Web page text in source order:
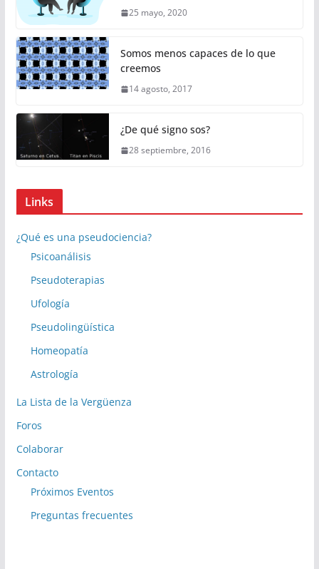
25 mayo, 2020
Somos menos capaces de lo que
creemos
14 agosto, 2017
¿De qué signo sos?
28 septiembre, 2016
Links
¿Qué es una pseudociencia?
Psicoanálisis
Pseudoterapias
Ufología
Pseudolingüística
Homeopatía
Astrología
La Lista de la Vergüenza
Foros
Colaborar
Contacto
Próximos Eventos
Preguntas frecuentes